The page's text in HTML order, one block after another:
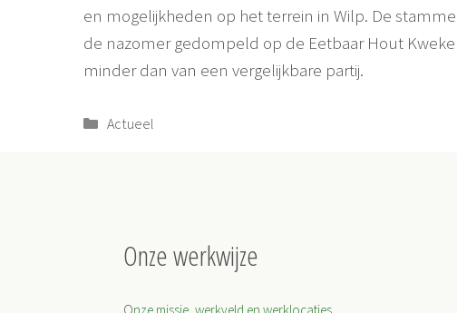
en mogelijkheden op het terrein in Wilp. De
de nazomer gedompeld op de Eetbaar Hout
minder dan van een vergelijkbare partij.
Categorieën
Actueel
Onze werkwijze